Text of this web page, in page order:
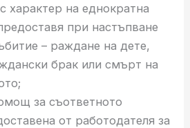
характер на еднократна
при настъпване
– раждане на дете,
брак или смърт на
за съответното
от работодателя за